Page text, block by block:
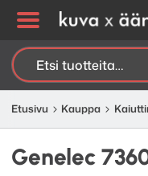
Etsi:
Etusivu Kauppa
Genelec